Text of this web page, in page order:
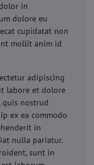
in
dolore eu
cupidatat non
mollit anim id
adipiscing
labore et dolore
quis nostrud
ex ea commodo
in
nulla pariatur.
sunt in